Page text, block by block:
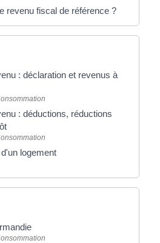
revenu fiscal de référence ?
: déclaration et revenus à
: déductions, réductions
logement